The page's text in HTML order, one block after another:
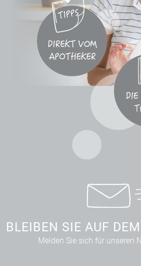
BLEIBEN SIE AUF
Melden Sie sich für unseren